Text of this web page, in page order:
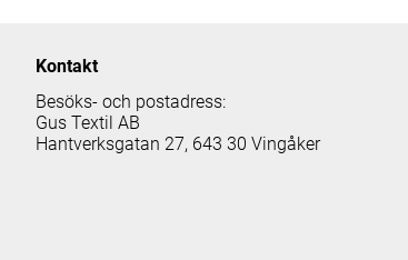
Kontakt
Besöks- och postadress:
Gus Textil AB
Hantverksgatan 27, 643 30 Vingåker